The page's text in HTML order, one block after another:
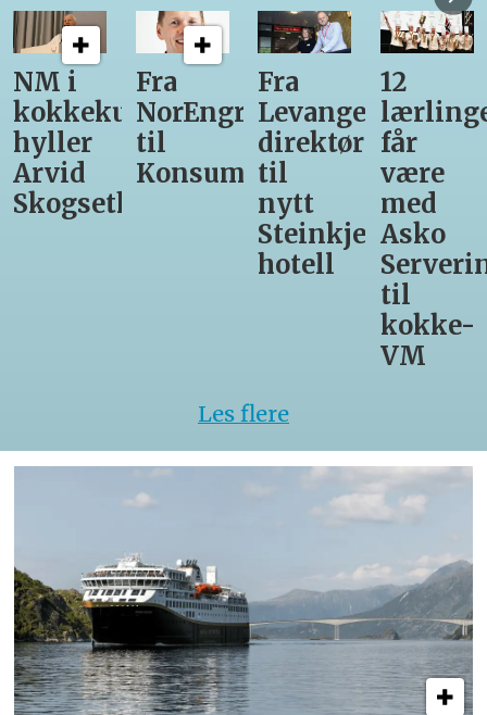
Fra
NorEngros
til
Konsumgruppen
Fra
Levanger-
direktør
til
Steinkjer-
12
lærlinger
får
være
med
Asko
Servering
Fra
til
Matprat
Les flere